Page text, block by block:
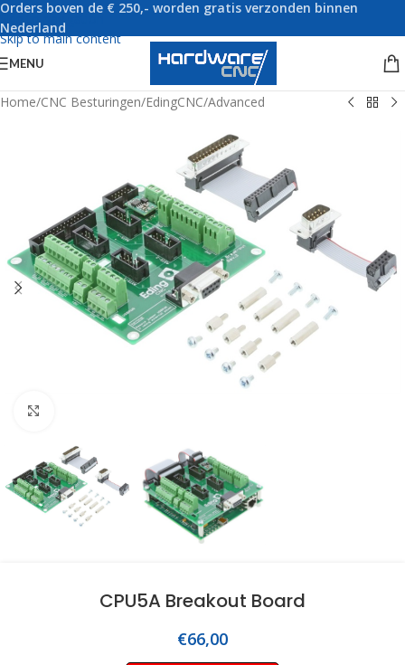
Skip to navigation
Skip to main content
Orders boven de € 250,- worden gratis verzonden binnen
Nederland
MENU
Home/CNC Besturingen/EdingCNC/Advanced
CPU5A Breakout Board
€66,00